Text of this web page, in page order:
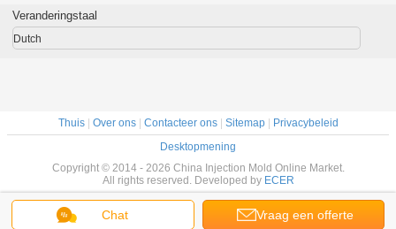
overvolle plaatsen
wordt verplaatst
wordt verplaatst
wordt verplaatst
Chat Vraag een offerte
Veranderingstaal
Dutch
Thuis| Over ons| Contacteer ons| Sitemap| Privacybeleid
Desktopmening
Copyright © 2014 - 2026 China Injection Mold Online Market.
All rights reserved. Developed by ECER